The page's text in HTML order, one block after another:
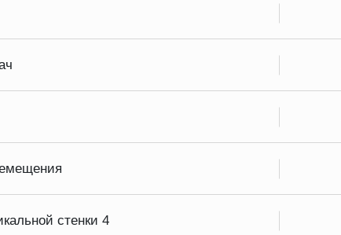
стенки 4